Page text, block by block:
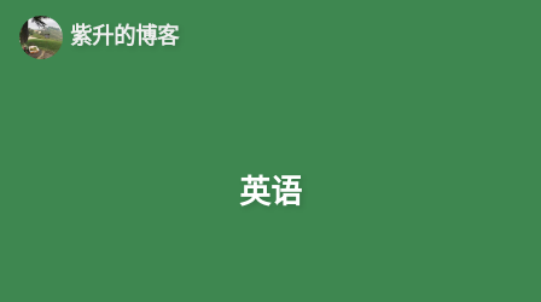
紫升的博客
英语